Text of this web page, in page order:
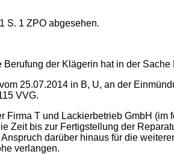
S. 1 ZPO abgesehen.
der Klägerin hat in der Sache
25.07.2014 in B, U, an der
VVG.
T und Lackierbetrieb GmbH
Zeit bis zur Fertigstellung der
darüber hinaus für die
verlangen.